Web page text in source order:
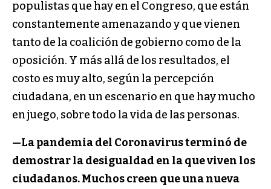
populistas que hay en el Congreso, que están
constantemente amenazando y que vienen
tanto de la coalición de gobierno como de la
oposición. Y más allá de los resultados, el
costo es muy alto, según la percepción
ciudadana, en un escenario en que hay mucho
en juego, sobre todo la vida de las personas.
—La pandemia del Coronavirus terminó de
demostrar la desigualdad en la que viven los
ciudadanos. Muchos creen que una nueva